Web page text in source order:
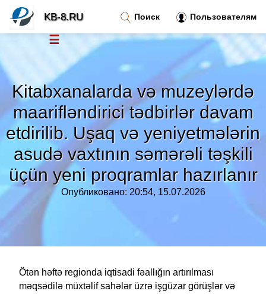
Kitabxanalarda və muzeylərdə
maarifləndirici tədbirlər davam
etdirilib. Uşaq və yeniyetmələrin
asudə vaxtının səmərəli təşkili
üçün yeni proqramlar hazırlanır
Опубликовано: 20:54, 15.07.2026
Ötən həftə regionda iqtisadi fəallığın artırılması
məqsədilə müxtəlif sahələr üzrə işgüzar görüşlər və
Поиск Пользователям
KB-8.RU
☰
Тренды новостей»
Рубрики»
Правила »
Контакт